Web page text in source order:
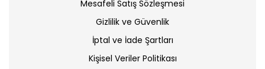
Mesafeli Satış Sözleşmesi
Gizlilik ve Güvenlik
İptal ve İade Şartları
Kişisel Veriler Politikası